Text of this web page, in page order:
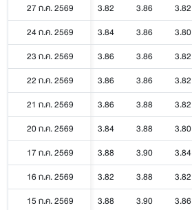
27 ก.ค. 2569
3.82 3.86 3.82
24 ก.ค. 2569
3.84 3.86 3.80
23 ก.ค. 2569
3.86 3.86 3.82
22 ก.ค. 2569
3.86 3.86 3.82
21 ก.ค. 2569
3.86 3.88 3.82
20 ก.ค. 2569
3.84 3.88 3.80
17 ก.ค. 2569
3.88 3.90 3.84
16 ก.ค. 2569
3.82 3.88 3.82
15 ก.ค. 2569
3.88 3.90 3.86